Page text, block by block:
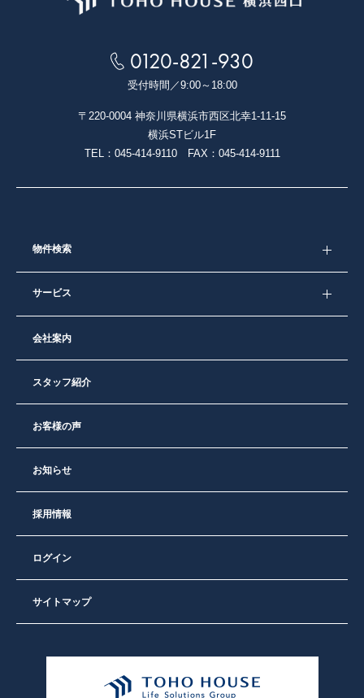
0120-821-930
受付時間／9:00～18:00
〒220-0004 神奈川県横浜市西区北幸1-11-15
横浜STビル1F
TEL：045-414-9110 FAX：045-414-9111
物件検索
サービス
会社案内
スタッフ紹介
お客様の声
お知らせ
採用情報
ログイン
サイトマップ